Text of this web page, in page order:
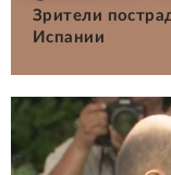
Зрители
Испании